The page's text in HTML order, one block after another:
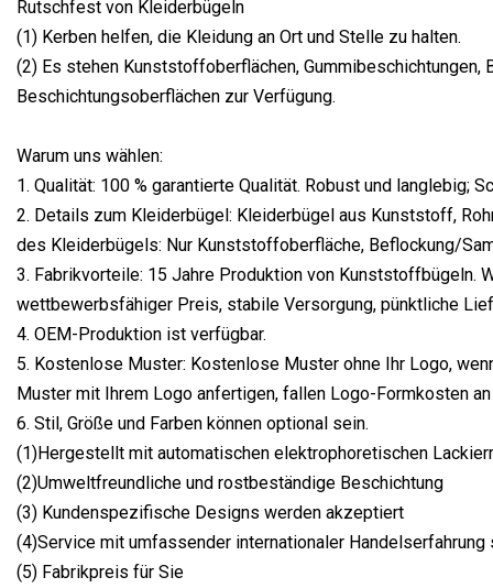
Rutschfest von Kleiderbügeln
(1) Kerben helfen, die Kleidung an Ort und Stelle zu halten.
(2) Es stehen Kunststoffoberflächen, Gummibeschichtungen,
Beschichtungsoberflächen zur Verfügung.
Warum uns wählen:
1. Qualität: 100 % garantierte Qualität. Robust und langlebig;
2. Details zum Kleiderbügel: Kleiderbügel aus Kunststoff,
des Kleiderbügels: Nur Kunststoffoberfläche, Beflockung/
3. Fabrikvorteile: 15 Jahre Produktion von Kunststoffbügeln.
wettbewerbsfähiger Preis, stabile Versorgung, pünktliche
4. OEM-Produktion ist verfügbar.
5. Kostenlose Muster: Kostenlose Muster ohne Ihr Logo,
Muster mit Ihrem Logo anfertigen, fallen Logo-Formkosten
6. Stil, Größe und Farben können optional sein.
(1)Hergestellt mit automatischen elektrophoretischen
(2)Umweltfreundliche und rostbeständige Beschichtung
(3) Kundenspezifische Designs werden akzeptiert
(4)Service mit umfassender internationaler Handelserfahrung
(5) Fabrikpreis für Sie